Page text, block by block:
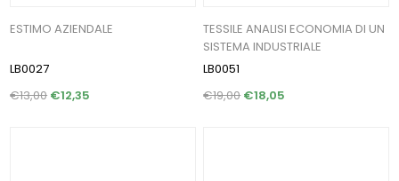
ESTIMO AZIENDALE
LB0027
€13,00 €12,35
TESSILE ANALISI ECONOMIA DI UN
SISTEMA INDUSTRIALE
LB0051
€19,00€18,05